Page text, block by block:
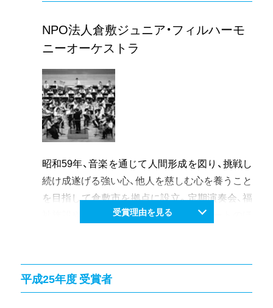
で高い評価を得るとともに、若手日本舞踊家で構
成する「藝○座」(げいまるざ)の同人となり、古典
のみならず時代性を盛り込んだ創作舞踊にも挑
戦し、自己研鑽に努めている。国立劇場や海外で
の公演、オーケストラとの共演など活動の幅を広
げる一方で、故郷の岡山にも稽古場を置き、矢掛
の夏まつり、岡山後楽園でのレクチャーなど郷土
の芸術文化の普及にも寄与している。
NPO法人倉敷ジュニア・フィルハーモ
ニーオーケストラ
昭和59年、音楽を通じて人間形成を図り、挑戦し
続け成遂げる強い心、他人を慈しむ心を養うこと
を目指して倉敷市を拠点に設立。定期演奏会、福
祉施設や病院でのボランティアコンサートのほ
アとして、オーケストラ活動の普及促進にも取り
組み、世界で活躍する多くの音楽家を輩出してい
受賞理由を見る
平成25年度 受賞者